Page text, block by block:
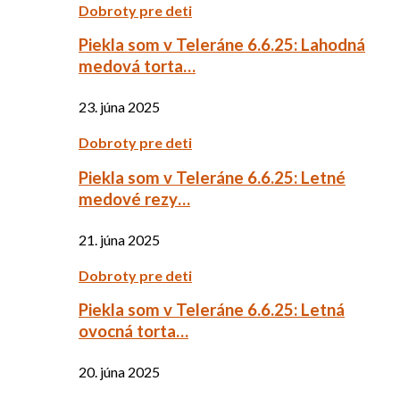
Dobroty pre deti
Piekla som v Teleráne 6.6.25: Lahodná
medová torta…
23. júna 2025
Dobroty pre deti
Piekla som v Teleráne 6.6.25: Letné
medové rezy…
21. júna 2025
Dobroty pre deti
Piekla som v Teleráne 6.6.25: Letná
ovocná torta…
20. júna 2025